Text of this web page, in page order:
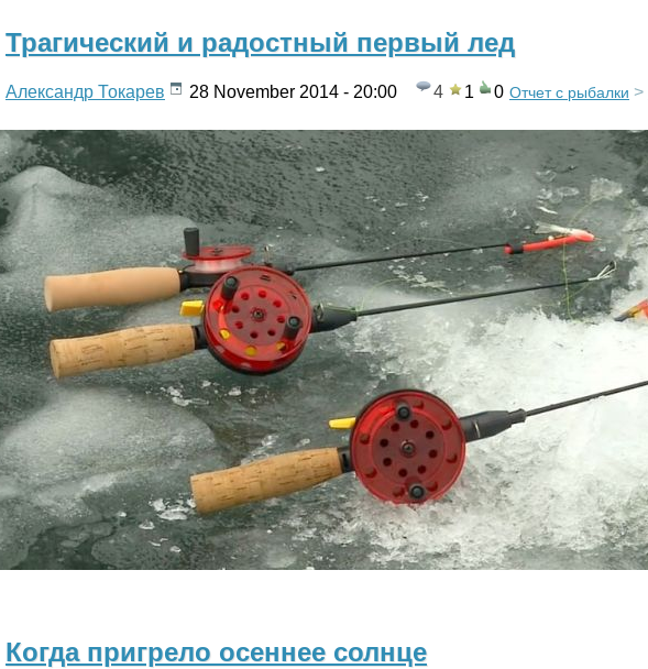
Трагический и радостный первый лед
Александр Токарев 28 November 2014 - 20:00 4 1 0 Отчет с рыбалки >
Когда пригрело осеннее солнце